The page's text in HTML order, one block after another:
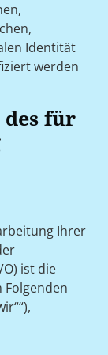
Identität
werden
des für
Ihrer
ist die
Folgenden